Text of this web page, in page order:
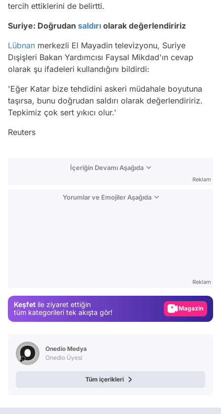
tercih ettiklerini de belirtti.
Suriye: Doğrudan saldırı olarak değerlendiririz
Lübnan merkezli El Mayadin televizyonu, Suriye
Dışişleri Bakan Yardımcısı Faysal Mikdad'ın cevap
olarak şu ifadeleri kullandığını bildirdi:
'Eğer Katar bize tehdidini askeri müdahale boyutuna
taşırsa, bunu doğrudan saldırı olarak değerlendiririz.
Tepkimiz çok sert yıkıcı olur.'
Reuters
İçeriğin Devamı Aşağıda
Reklam
Yorumlar ve Emojiler Aşağıda
Reklam
Keşfet ile ziyaret ettiğin
tüm kategorileri tek akışta gör!
Magazin
Onedio Medya
Onedio Üyesi
Tüm içerikleri